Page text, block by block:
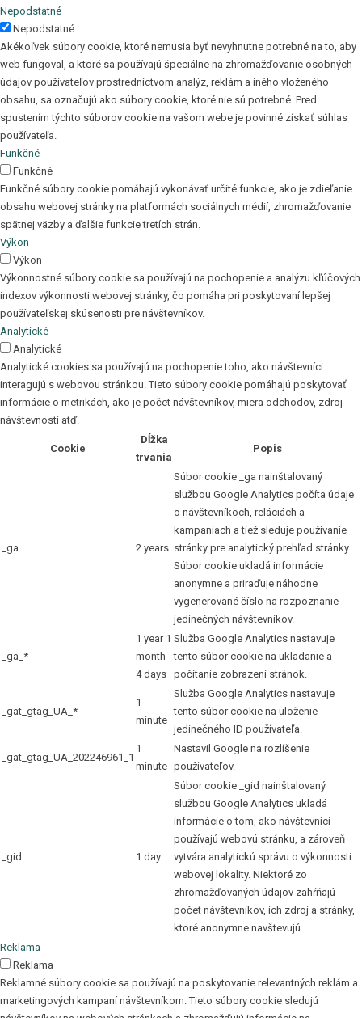
Nepodstatné
Nepodstatné
Akékoľvek súbory cookie, ktoré nemusia byť nevyhnutne potrebné na to, aby
web fungoval, a ktoré sa používajú špeciálne na zhromažďovanie osobných
údajov používateľov prostredníctvom analýz, reklám a iného vloženého
obsahu, sa označujú ako súbory cookie, ktoré nie sú potrebné. Pred
spustením týchto súborov cookie na vašom webe je povinné získať súhlas
používateľa.
Funkčné
Funkčné
Funkčné súbory cookie pomáhajú vykonávať určité funkcie, ako je zdieľanie
obsahu webovej stránky na platformách sociálnych médií, zhromažďovanie
spätnej väzby a ďalšie funkcie tretích strán.
Výkon
Výkon
Výkonnostné súbory cookie sa používajú na pochopenie a analýzu kľúčových
indexov výkonnosti webovej stránky, čo pomáha pri poskytovaní lepšej
používateľskej skúsenosti pre návštevníkov.
Analytické
Analytické
Analytické cookies sa používajú na pochopenie toho, ako návštevníci
interagujú s webovou stránkou. Tieto súbory cookie pomáhajú poskytovať
informácie o metrikách, ako je počet návštevníkov, miera odchodov, zdroj
návštevnosti atď.
Cookie
Dĺžka
trvania
Popis
_ga 2 years
Súbor cookie _ga nainštalovaný
službou Google Analytics počíta údaje
o návštevníkoch, reláciách a
kampaniach a tiež sleduje používanie
stránky pre analytický prehľad stránky.
Súbor cookie ukladá informácie
anonymne a priraďuje náhodne
vygenerované číslo na rozpoznanie
jedinečných návštevníkov.
_ga_*
1 year 1
month
4 days
Služba Google Analytics nastavuje
tento súbor cookie na ukladanie a
počítanie zobrazení stránok.
_gat_gtag_UA_*
1
minute
Služba Google Analytics nastavuje
tento súbor cookie na uloženie
jedinečného ID používateľa.
_gat_gtag_UA_202246961_1
1
minute
Nastavil Google na rozlíšenie
používateľov.
_gid 1 day
Súbor cookie _gid nainštalovaný
službou Google Analytics ukladá
informácie o tom, ako návštevníci
používajú webovú stránku, a zároveň
vytvára analytickú správu o výkonnosti
webovej lokality. Niektoré zo
zhromažďovaných údajov zahŕňajú
počet návštevníkov, ich zdroj a stránky,
ktoré anonymne navštevujú.
Reklama
Reklama
Reklamné súbory cookie sa používajú na poskytovanie relevantných reklám a
marketingových kampaní návštevníkom. Tieto súbory cookie sledujú